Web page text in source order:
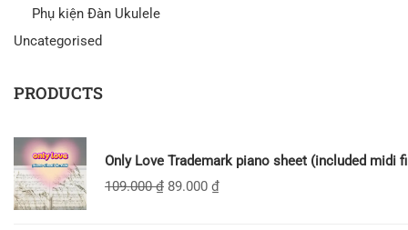
Phụ kiện Đàn Ukulele
Uncategorised
PRODUCTS
Only Love Trademark piano sheet (included midi
109.000₫ 89.000 ₫